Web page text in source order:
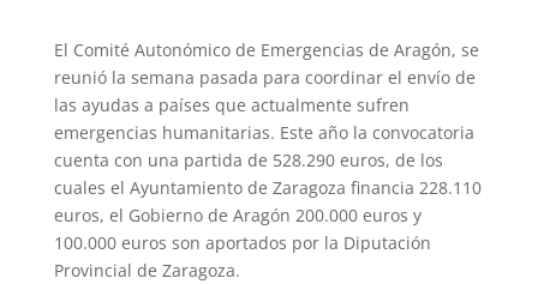
El Comité Autonómico de Emergencias de Aragón, se
reunió la semana pasada para coordinar el envío de
las ayudas a países que actualmente sufren
emergencias humanitarias. Este año la convocatoria
cuenta con una partida de 528.290 euros, de los
cuales el Ayuntamiento de Zaragoza financia 228.110
euros, el Gobierno de Aragón 200.000 euros y
100.000 euros son aportados por la Diputación
Provincial de Zaragoza.